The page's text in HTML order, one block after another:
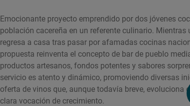
Emocionante proyecto emprendido por dos jóvenes
población cacereña en un referente culinario.
regresa a casa tras pasar por afamadas cocinas
propuesta reinventa el concepto de bar de pueblo
productos artesanos, fondos potentes y sabores
servicio es atento y dinámico, promoviendo diversas
oferta de vinos que, aunque todavía breve, evoluciona
clara vocación de crecimiento.